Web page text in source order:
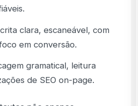
clara, escaneável, com
em conversão.
gramatical, leitura
de SEO on-page.